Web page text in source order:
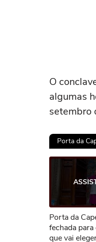
O
algumas
setembro
Porta da
Ops!
Porta da
fechada
que vai